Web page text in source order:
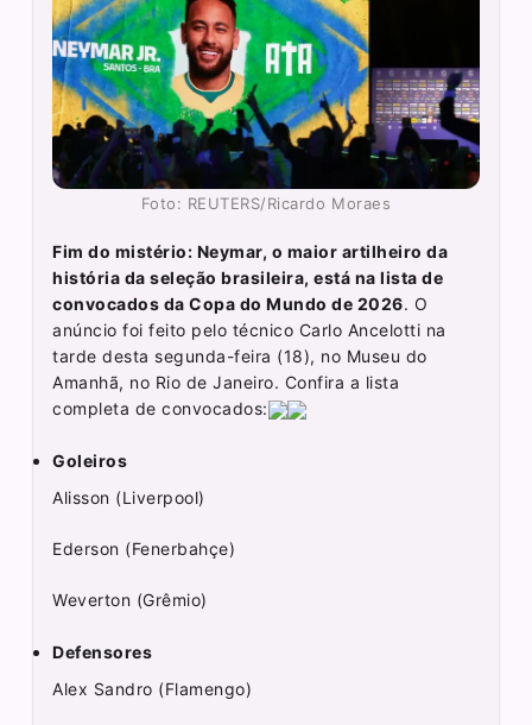
Foto: REUTERS/Ricardo Moraes
Fim do mistério: Neymar, o maior artilheiro da
história da seleção brasileira, está na lista de
convocados da Copa do Mundo de 2026. O
anúncio foi feito pelo técnico Carlo Ancelotti na
tarde desta segunda-feira (18), no Museu do
Amanhã, no Rio de Janeiro. Confira a lista
completa de convocados:
Goleiros
Alisson (Liverpool)
Ederson (Fenerbahçe)
Weverton (Grêmio)
Defensores
Alex Sandro (Flamengo)